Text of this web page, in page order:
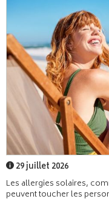
29 juillet 2026
Les allergies solaires,
peuvent toucher les